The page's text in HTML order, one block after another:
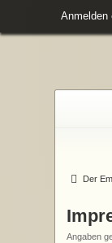
Anmelden
Der
Angaben